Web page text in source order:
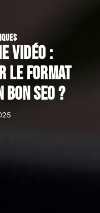
vidéo :
le format
SEO ?